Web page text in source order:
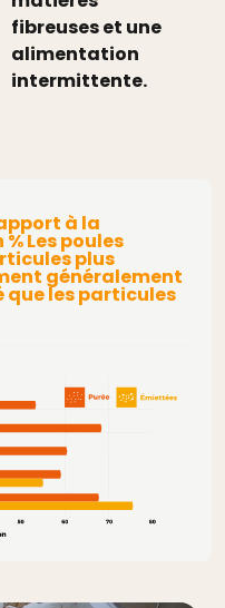
fibreuses et une
alimentation
intermittente.
à la
Les poules
plus
généralement
les particules